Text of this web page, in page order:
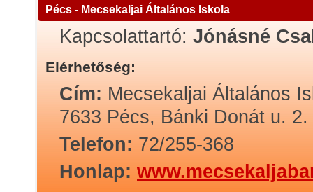
Pécs - Mecsekaljai Általános Iskola
Kapcsolattartó: Jónásné
Elérhetőség:
Cím: Mecsekaljai Általános
7633 Pécs, Bánki Donát u. 2.
Telefon: 72/255-368
Honlap: